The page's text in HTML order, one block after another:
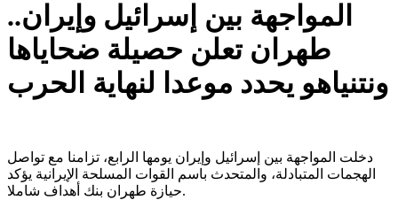
المواجهة بين إسرائيل وإيران..
طهران تعلن حصيلة ضحاياها
ونتنياهو يحدد موعدا لنهاية الحرب
دخلت المواجهة بين إسرائيل وإيران يومها الرابع، تزامنا مع تواصل
الهجمات المتبادلة، والمتحدث باسم القوات المسلحة الإيرانية يؤكد
حيازة طهران بنك أهداف شاملا.